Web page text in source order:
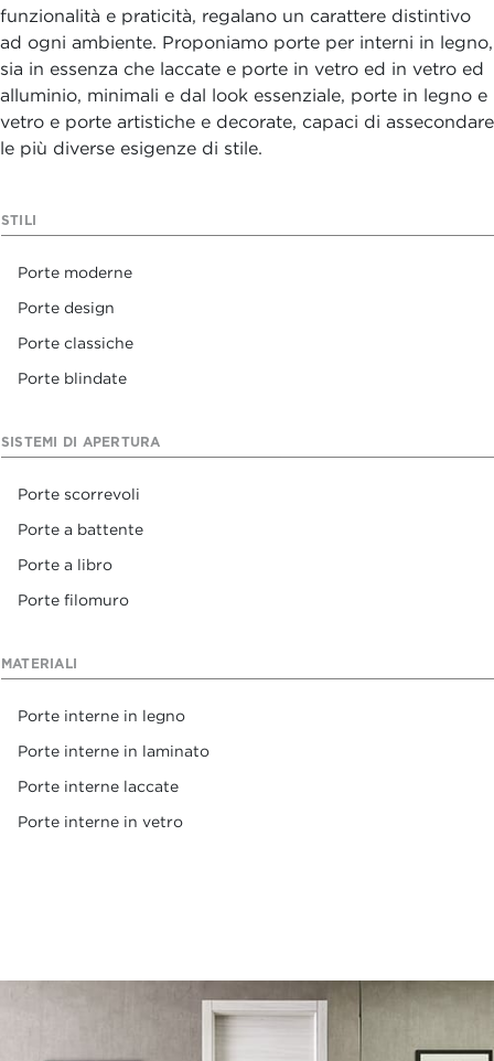
funzionalità e praticità, regalano un carattere distintivo
ad ogni ambiente. Proponiamo porte per interni in legno,
sia in essenza che laccate e porte in vetro ed in vetro ed
alluminio, minimali e dal look essenziale, porte in legno e
vetro e porte artistiche e decorate, capaci di assecondare
le più diverse esigenze di stile.
STILI
Porte moderne
Porte design
Porte classiche
Porte blindate
SISTEMI DI APERTURA
Porte scorrevoli
Porte a battente
Porte a libro
Porte filomuro
MATERIALI
Porte interne in legno
Porte interne in laminato
Porte interne laccate
Porte interne in vetro